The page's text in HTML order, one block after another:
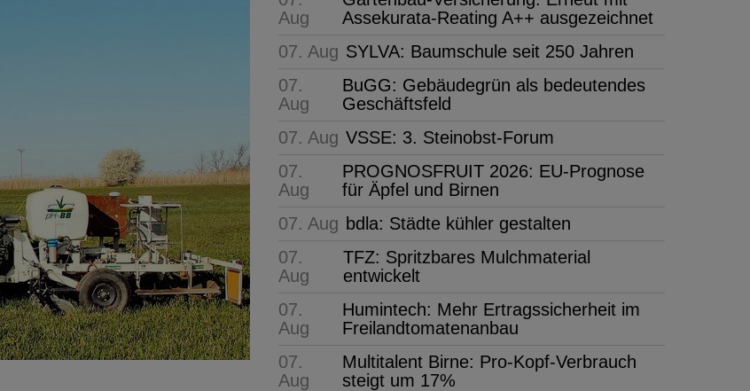
Aug
Assekurata-Reating A++ ausgezeichnet
07. Aug SYLVA: Baumschule seit 250 Jahren
07.
Aug
BuGG: Gebäudegrün als bedeutendes
Geschäftsfeld
07. Aug VSSE: 3. Steinobst-Forum
07.
Aug
PROGNOSFRUIT 2026: EU-Prognose
für Äpfel und Birnen
07. Aug bdla: Städte kühler gestalten
07.
Aug
TFZ: Spritzbares Mulchmaterial
entwickelt
07.
Aug
Humintech: Mehr Ertragssicherheit im
Freilandtomatenanbau
07.
Aug
Multitalent Birne: Pro-Kopf-Verbrauch
steigt um 17%